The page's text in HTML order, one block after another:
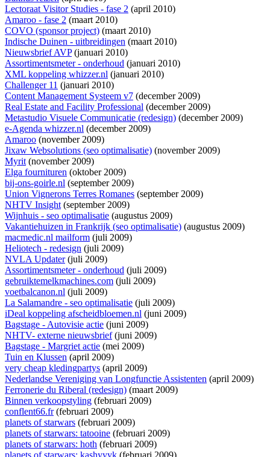
Lectoraat Visitor Studies - fase 2 (april 2010)
Amaroo - fase 2 (maart 2010)
COVO (sponsor project) (maart 2010)
Indische Duinen - uitbreidingen (maart 2010)
Nieuwsbrief AVP(januari 2010)
Assortimentsmeter - onderhoud (januari 2010)
XML koppeling whizzer.nl (januari 2010)
Challenger 11 (januari 2010)
Content Management Systeem v7 (december 2009)
Real Estate and Facility Professional (december 2009)
Metastudio Visuele Communicatie (redesign) (december 2009)
e-Agenda whizzer.nl (december 2009)
Amaroo (november 2009)
Jixaw Websolutions (seo optimalisatie) (november 2009)
Myrit(november 2009)
Elga fournituren (oktober 2009)
bij-ons-goirle.nl (september 2009)
Union Vignerons Terres Romanes (september 2009)
NHTV Insight(september 2009)
Wijnhuis - seo optimalisatie (augustus 2009)
Vakantiehuizen in Frankrijk (seo optimalisatie) (augustus 2009)
macmedic.nl mailform (juli 2009)
Heliotech - redesign (juli 2009)
NVLA Updater(juli 2009)
Assortimentsmeter - onderhoud (juli 2009)
gebruiktemelkmachines.com (juli 2009)
voetbalcanon.nl (juli 2009)
La Salamandre - seo optimalisatie (juli 2009)
iDeal koppeling afscheidbloemen.nl (juni 2009)
Bagstage - Autovisie actie (juni 2009)
NHTV- externe nieuwsbrief(juni 2009)
Bagstage - Margriet actie (mei 2009)
Tuin en Klussen (april 2009)
very cheap kledingpartys (april 2009)
Nederlandse Vereniging van Longfunctie Assistenten (april 2009)
Ferronerie du Riberal (redesign) (maart 2009)
Binnen verkoopstyling (februari 2009)
conflent66.fr(februari 2009)
planets of starwars (februari 2009)
planets of starwars: tatooine (februari 2009)
planets of starwars: hoth (februari 2009)